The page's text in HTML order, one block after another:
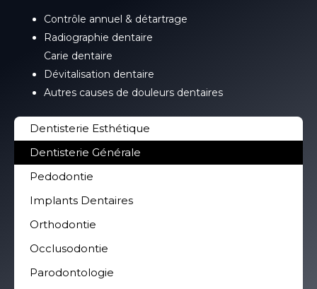
Contrôle annuel & détartrage
Radiographie dentaire
Carie dentaire
Dévitalisation dentaire
Autres causes de douleurs dentaires
Dentisterie Esthétique
Dentisterie Générale
Pedodontie
Implants Dentaires
Orthodontie
Occlusodontie
Parodontologie